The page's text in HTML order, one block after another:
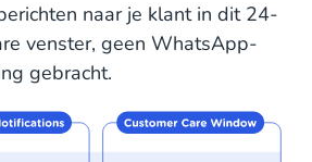
naar je klant in dit 24-
venster, geen WhatsApp-
gebracht.